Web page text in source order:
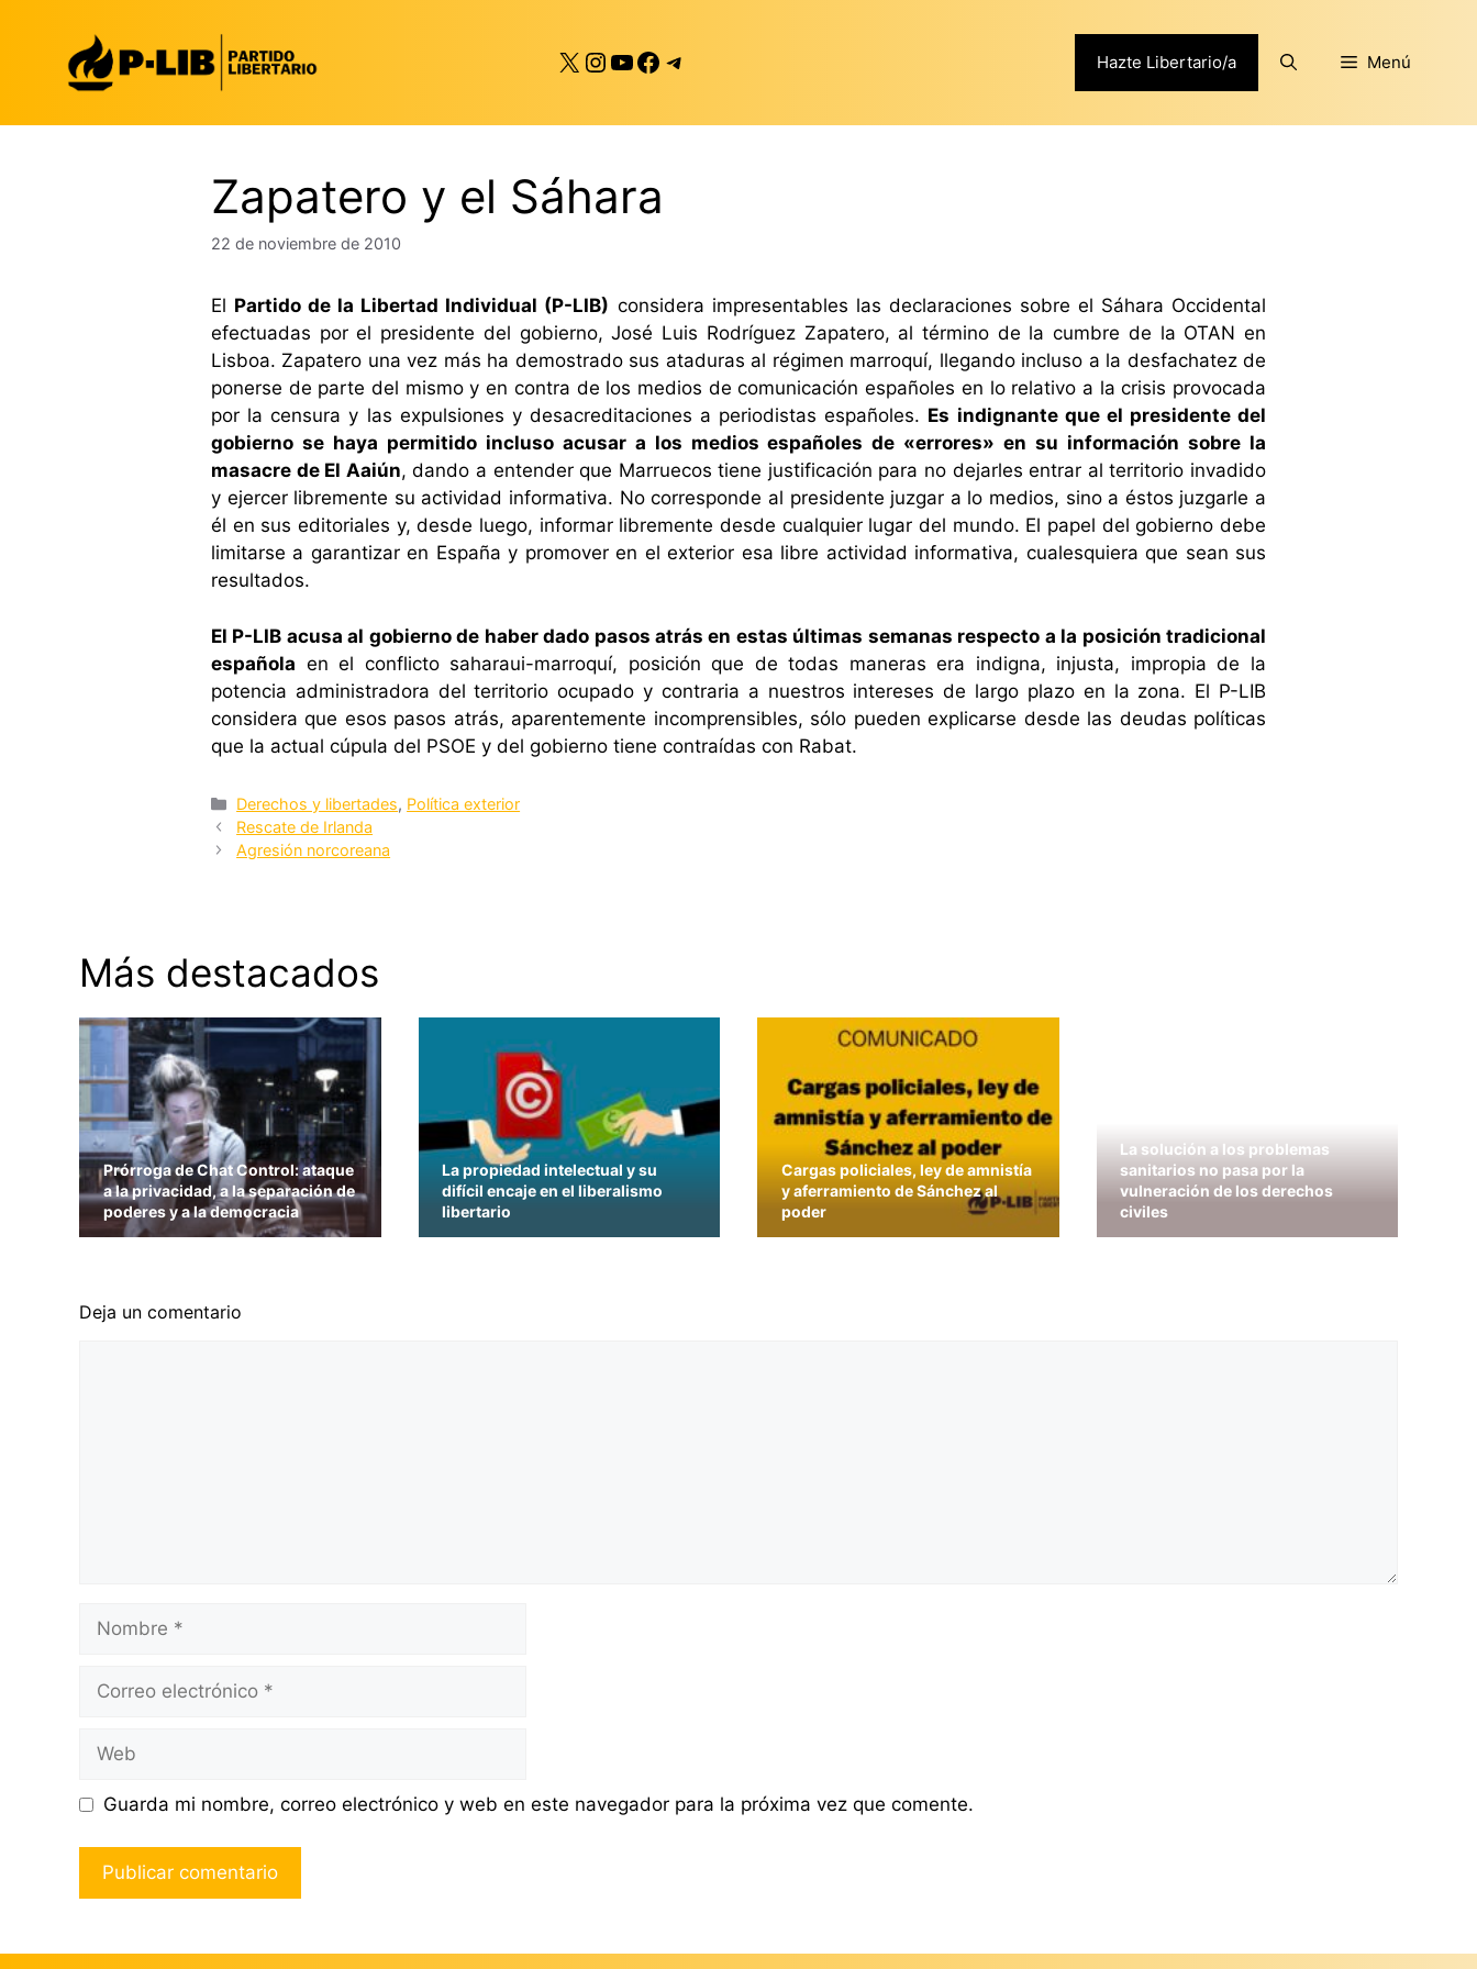
contenido
X Instagram
YouTube
Facebook
Telegram Hazte Libertario/a Menú
Zapatero y el Sáhara
22 de noviembre de 2010
El Partido de la Libertad Individual (P-LIB) considera impresentables las declaraciones sobre el Sáhara Occidental
efectuadas por el presidente del gobierno, José Luis Rodríguez Zapatero, al término de la cumbre de la OTAN en
Lisboa. Zapatero una vez más ha demostrado sus ataduras al régimen marroquí, llegando incluso a la desfachatez de
ponerse de parte del mismo y en contra de los medios de comunicación españoles en lo relativo a la crisis provocada
por la censura y las expulsiones y desacreditaciones a periodistas españoles. Es indignante que el presidente del
gobierno se haya permitido incluso acusar a los medios españoles de «errores» en su información sobre la
masacre de El Aaiún, dando a entender que Marruecos tiene justificación para no dejarles entrar al territorio invadido
y ejercer libremente su actividad informativa. No corresponde al presidente juzgar a lo medios, sino a éstos juzgarle a
él en sus editoriales y, desde luego, informar libremente desde cualquier lugar del mundo. El papel del gobierno debe
limitarse a garantizar en España y promover en el exterior esa libre actividad informativa, cualesquiera que sean sus
resultados.
El P-LIB acusa al gobierno de haber dado pasos atrás en estas últimas semanas respecto a la posición tradicional
española en el conflicto saharaui-marroquí, posición que de todas maneras era indigna, injusta, impropia de la
potencia administradora del territorio ocupado y contraria a nuestros intereses de largo plazo en la zona. El P-LIB
considera que esos pasos atrás, aparentemente incomprensibles, sólo pueden explicarse desde las deudas políticas
que la actual cúpula del PSOE y del gobierno tiene contraídas con Rabat.
Categorías
Derechos y libertades, Política exterior
Rescate de Irlanda
Agresión norcoreana
Más destacados
Prórroga de Chat Control: ataque
a la privacidad, a la separación de
poderes y a la democracia
La propiedad intelectual y su
difícil encaje en el liberalismo
libertario
Cargas policiales, ley de amnistía
y aferramiento de Sánchez al
poder
La solución a los problemas
sanitarios no pasa por la
vulneración de los derechos
civiles
Deja un comentario
Nombre
Correo
Web
Guarda mi nombre, correo electrónico y web en este navegador para la próxima vez que comente.